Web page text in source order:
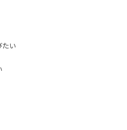
たい